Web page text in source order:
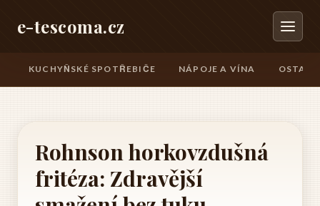
e-tescoma.cz
KUCHYŇSKÉ SPOTŘEBIČE NÁPOJE A VÍNA
Rohnson horkovzdušná
fritéza: Zdravější